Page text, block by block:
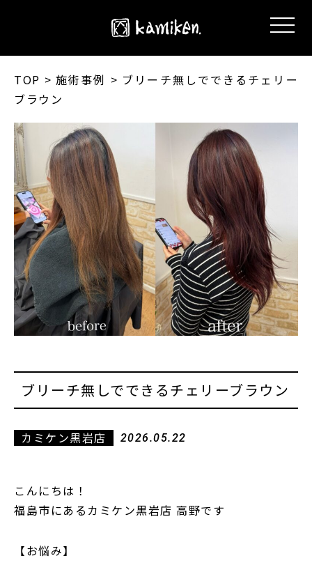
TOP > 施術事例 > ブリーチ無しでできるチェリー
ブラウン
ブリーチ無しでできるチェリーブラウン
カミケン黒岩店 2026.05.22
こんにちは！
福島市にあるカミケン黒岩店 高野です
【お悩み】